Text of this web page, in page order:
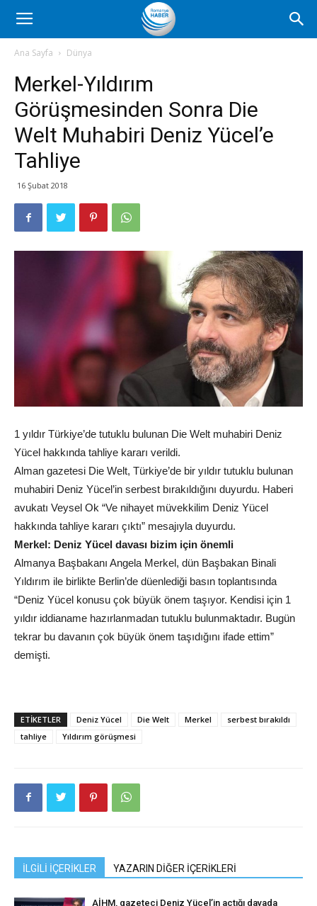
Romanya
Haber
Ana Sayfa Dünya
Merkel-Yıldırım
Görüşmesinden Sonra Die
Welt Muhabiri Deniz Yücel’e
Tahliye
16 Şubat 2018
1 yıldır Türkiye’de tutuklu bulunan Die Welt muhabiri Deniz
Yücel hakkında tahliye kararı verildi.
Alman gazetesi Die Welt, Türkiye’de bir yıldır tutuklu bulunan
muhabiri Deniz Yücel’in serbest bırakıldığını duyurdu. Haberi
avukatı Veysel Ok “Ve nihayet müvekkilim Deniz Yücel
hakkında tahliye kararı çıktı” mesajıyla duyurdu.
Merkel: Deniz Yücel davası bizim için önemli
Almanya Başbakanı Angela Merkel, dün Başbakan Binali
Yıldırım ile birlikte Berlin’de düenlediği basın toplantısında
“Deniz Yücel konusu çok büyük önem taşıyor. Kendisi için 1
yıldır iddianame hazırlanmadan tutuklu bulunmaktadır. Bugün
tekrar bu davanın çok büyük önem taşıdığını ifade ettim”
demişti.
ETIKETLER Deniz Yücel Die Welt Merkel
serbest bırakıldı
tahliye
Yıldırım görüşmesi
İLGİLİ İÇERİKLER YAZARIN DİĞER İÇERİKLERİ
AİHM, gazeteci Deniz Yücel’in açtığı davada